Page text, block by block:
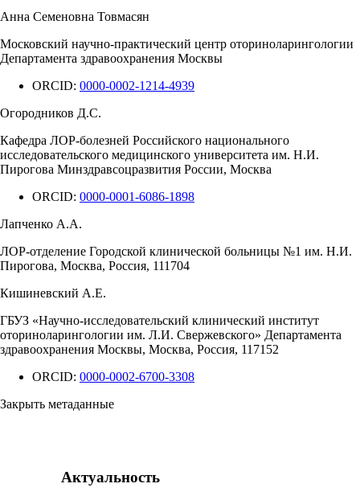
Анна Семеновна Товмасян
Московский научно-практический центр оториноларингологии
Департамента здравоохранения Москвы
ORCID: 0000-0002-1214-4939
Огородников Д.С.
Кафедра ЛОР-болезней Российского национального
исследовательского медицинского университета им. Н.И.
Пирогова Минздравсоцразвития России, Москва
ORCID: 0000-0001-6086-1898
Лапченко А.А.
ЛОР-отделение Городской клинической больницы №1 им. Н.И.
Пирогова, Москва, Россия, 111704
Кишиневский А.Е.
ГБУЗ «Научно-исследовательский клинический институт
оториноларингологии им. Л.И. Свержевского» Департамента
здравоохранения Москвы, Москва, Россия, 117152
ORCID: 0000-0002-6700-3308
Закрыть метаданные
Актуальность